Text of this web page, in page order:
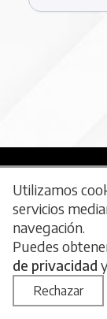
Política de
Web
Utilizamos
servicios
navegación.
Puedes
de privacidad
Rechazar